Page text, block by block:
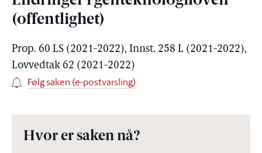
(offentlighet)
Prop. 60 LS (2021-2022), Innst. 258 L (2021-2022),
Lovvedtak 62 (2021-2022)
Følg saken (e-postvarsling)
Hvor er saken nå?